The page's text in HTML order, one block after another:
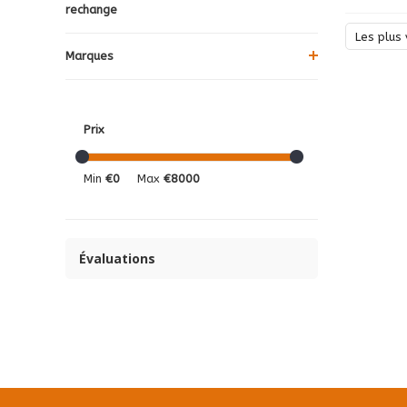
rechange
Marques
Prix
Min €0 Max €8000
Évaluations
Les plus